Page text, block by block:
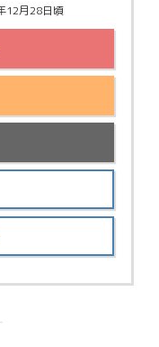
12月28日頃